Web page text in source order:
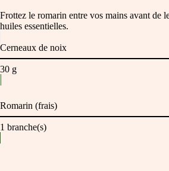
Frottez le romarin entre vos mains avant de
huiles essentielles.
Cerneaux de noix
30 g
Romarin (frais)
1 branche(s)